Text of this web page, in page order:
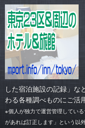
した宿泊施設の記録 」な
わる各種調べものにご活
※個人が独力で運営管理してい
があれば訂正します」という以